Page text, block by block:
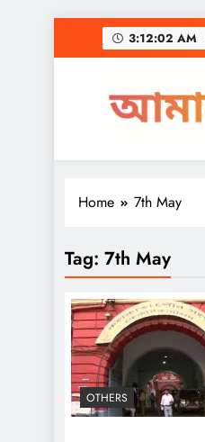
3:12:03 AM
Amar
Home 7th May
Tag: 7th May
OTHERS